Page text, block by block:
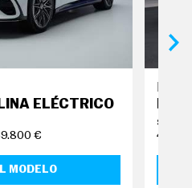
ELÉCTRICO
€
MODELO
sedán